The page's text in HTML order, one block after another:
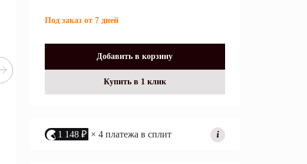
Двуспальные кровати
Комбинированные
Распашные шкафы
Под заказ от 7 дней
Добавить в корзину
Купить в 1 клик
1 148 ₽ × 4 платежа в сплит